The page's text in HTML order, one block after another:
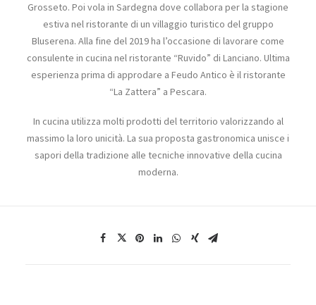
Grosseto. Poi vola in Sardegna dove collabora per la stagione
estiva nel ristorante di un villaggio turistico del gruppo
Bluserena. Alla fine del 2019 ha l’occasione di lavorare come
consulente in cucina nel ristorante “Ruvido” di Lanciano. Ultima
esperienza prima di approdare a Feudo Antico è il ristorante
“La Zattera” a Pescara.
In cucina utilizza molti prodotti del territorio valorizzando al
massimo la loro unicità. La sua proposta gastronomica unisce i
sapori della tradizione alle tecniche innovative della cucina
moderna.